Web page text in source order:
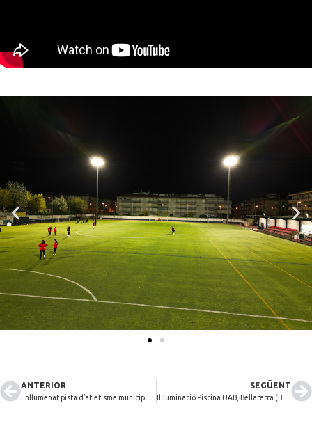
ANTERIOR SEGÜENT
Il·luminació Piscina UAB, Bellaterra (Barcelona)